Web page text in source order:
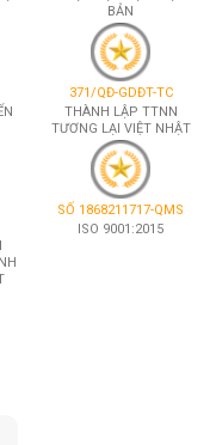
983/QLLĐNN-NBĐNA
GIẤY PHÉP ĐƯA TTS ĐI
THỰC TẬP TẠI NHẬT
BẢN